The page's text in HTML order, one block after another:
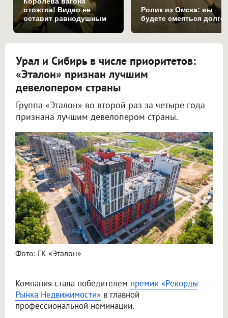
отожгла! Видео не
оставит равнодушным
Ролик из Омска: вы
будете смеяться долго
Урал и Сибирь в числе приоритетов:
«Эталон» признан лучшим
девелопером страны
Группа «Эталон» во второй раз за четыре года
признана лучшим девелопером страны.
Фото: ГК «Эталон»
Компания стала победителем премии «Рекорды
Рынка Недвижимости» в главной
профессиональной номинации.